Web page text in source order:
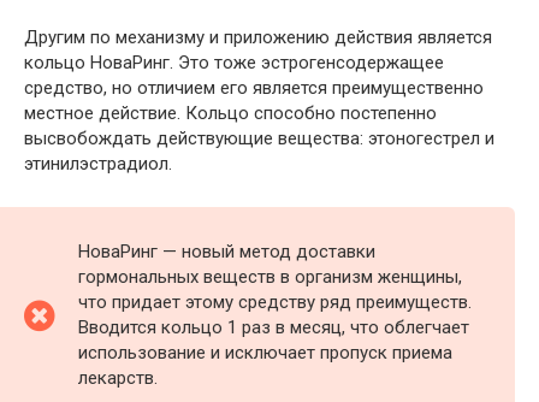
Другим по механизму и приложению действия является
кольцо НоваРинг. Это тоже эстрогенсодержащее
средство, но отличием его является преимущественно
местное действие. Кольцо способно постепенно
высвобождать действующие вещества: этоногестрел и
этинилэстрадиол.
НоваРинг — новый метод доставки
гормональных веществ в организм женщины,
что придает этому средству ряд преимуществ.
Вводится кольцо 1 раз в месяц, что облегчает
использование и исключает пропуск приема
лекарств.